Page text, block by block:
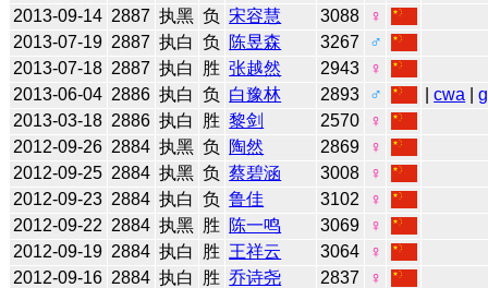
2013-09-14 2887 执黑 负 宋容慧 3088
♀
2013-07-19 2887 执白 负 陈昱森 3267
♂
2013-07-18 2887 执白 胜 张越然 2943
♀
2013-06-04 2886 执白 负 白豫林 2893 ♂ |cwa |
2013-03-18 2886 执白 胜 黎剑 2570
♀
2012-09-26 2884 执黑 负 陶然 2869
♀
2012-09-25 2884 执黑 负 蔡碧涵 3008
♀
2012-09-23 2884 执白 负 鲁佳 3102
♀
2012-09-22 2884 执黑 胜 陈一鸣 3069
♀
2012-09-19 2884 执白 胜 王祥云 3064
♀
2012-09-16 2884 执白 胜 乔诗尧 2837
♀